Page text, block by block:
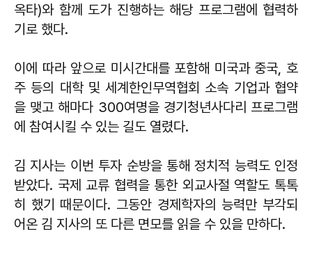
옥타)와 함께 도가 진행하는 해당 프로그램에 협력하
기로 했다.
이에 따라 앞으로 미시간대를 포함해 미국과 중국, 호
주 등의 대학 및 세계한인무역협회 소속 기업과 협약
을 맺고 해마다 300여명을 경기청년사다리 프로그램
에 참여시킬 수 있는 길도 열렸다.
김 지사는 이번 투자 순방을 통해 정치적 능력도 인정
받았다. 국제 교류 협력을 통한 외교사절 역할도 톡톡
히 했기 때문이다. 그동안 경제학자의 능력만 부각되
어온 김 지사의 또 다른 면모를 읽을 수 있을 만하다.